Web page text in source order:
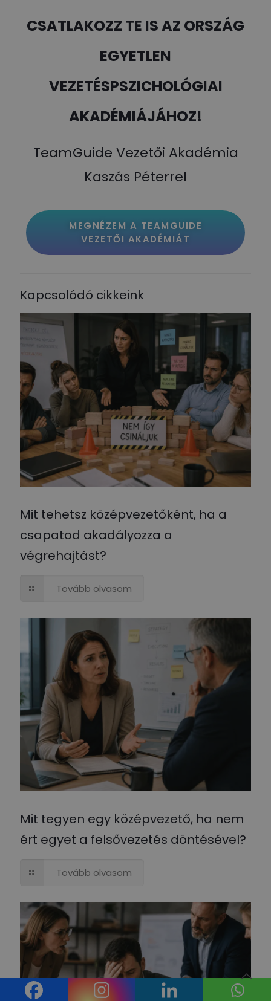
CSATLAKOZZ TE IS AZ ORSZÁG
EGYETLEN
VEZETÉSPSZICHOLÓGIAI
AKADÉMIÁJÁHOZ!
TeamGuide Vezetői Akadémia
Kaszás Péterrel
MEGNÉZEM A TEAMGUIDE
VEZETŐI AKADÉMIÁT
Kapcsolódó cikkeink
Mit tehetsz középvezetőként, ha a
csapatod akadályozza a
végrehajtást?
Tovább olvasom
Mit tegyen egy középvezető, ha nem
ért egyet a felsővezetés döntésével?
Tovább olvasom